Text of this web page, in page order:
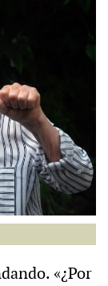
«¿Por